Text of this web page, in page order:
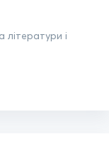
літератури і